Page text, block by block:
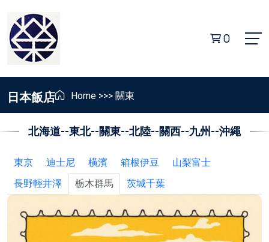
0
日本飯店 Home >>> 關東
北海道--東北--關東--北陸--關西--九州--沖繩
東京 迪士尼 橫濱 箱根伊豆
山梨富士
長野輕井澤
栃木群馬 茨城千葉